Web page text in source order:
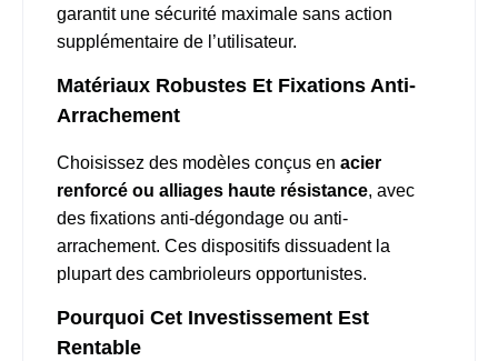
garantit une sécurité maximale sans action
supplémentaire de l’utilisateur.
Matériaux Robustes Et Fixations Anti-
Arrachement
Choisissez des modèles conçus en acier
renforcé ou alliages haute résistance, avec
des fixations anti-dégondage ou anti-
arrachement. Ces dispositifs dissuadent la
plupart des cambrioleurs opportunistes.
Pourquoi Cet Investissement Est
Rentable